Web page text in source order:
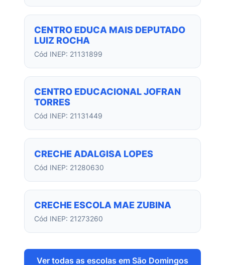
CENTRO EDUCA MAIS DEPUTADO
LUIZ ROCHA
Cód INEP: 21131899
CENTRO EDUCACIONAL JOFRAN
TORRES
Cód INEP: 21131449
CRECHE ADALGISA LOPES
Cód INEP: 21280630
CRECHE ESCOLA MAE ZUBINA
Cód INEP: 21273260
Ver todas as escolas em São Domingos